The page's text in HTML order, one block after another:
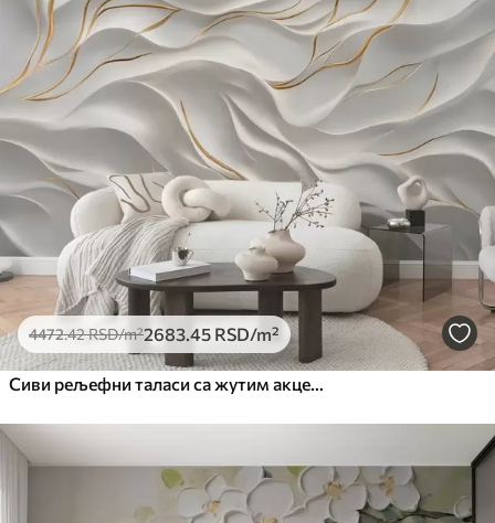
4472.42RSD/m²2683 .45 RSD/m²